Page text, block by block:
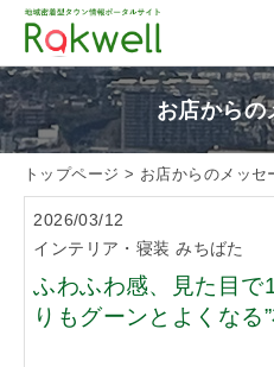
トップページ
お店を探す
イベント情報
お店からの
トップページ > お店からのメッセ
2026/03/12
インテリア・寝装 みちばた
ふわふわ感、見た目で
りもグーンとよくなる